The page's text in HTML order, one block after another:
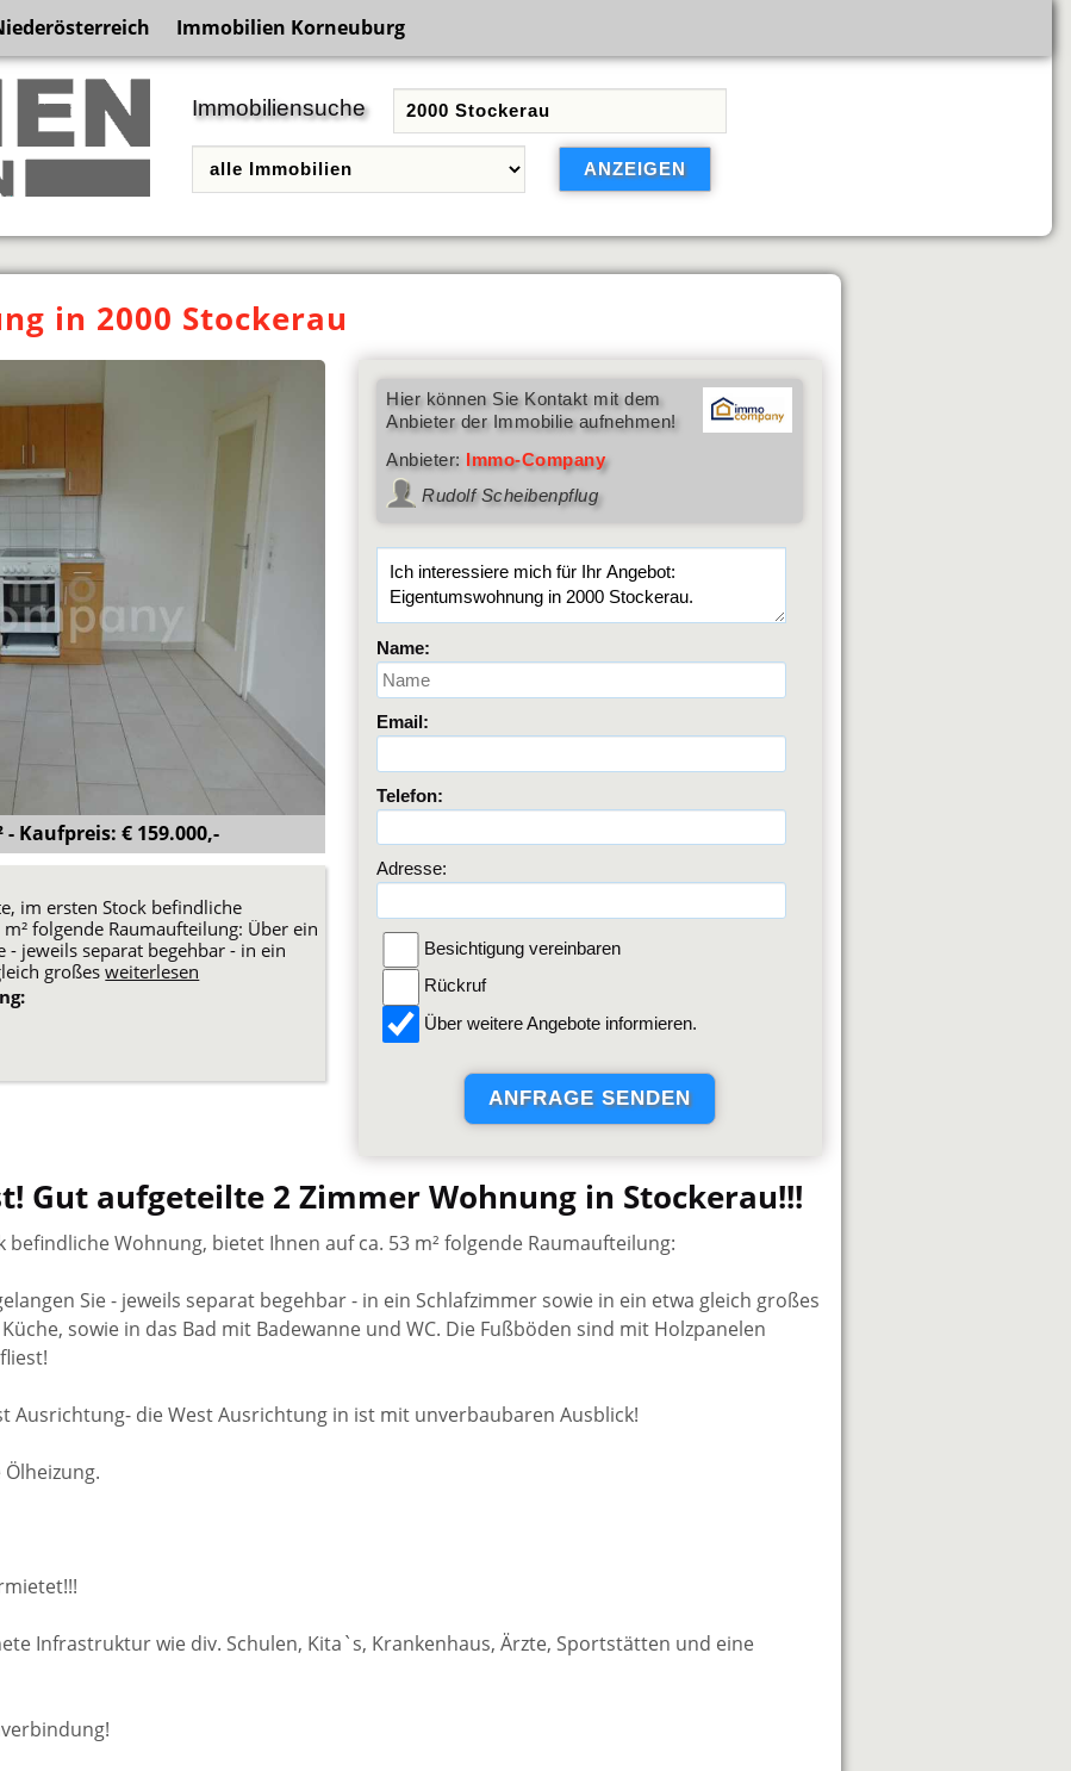
Immobilien Korneuburg
Immobiliensuche
in 2000 Stockerau
Kaufpreis: € 159.000,-
im ersten Stock befindliche
folgende Raumaufteilung: Über ein
- jeweils separat begehbar - in ein
großesweiterlesen
Hier können Sie Kontakt mit dem
Anbieter der Immobilie aufnehmen!
Anbieter: Immo-Company
Rudolf Scheibenpflug
Name:
Email:
Telefon:
Adresse:
Besichtigung vereinbaren
Rückruf
Über weitere Angebote informieren.
Gut aufgeteilte 2 Zimmer Wohnung in Stockerau!!!
befindliche Wohnung, bietet Ihnen auf ca. 53 m² folgende Raumaufteilung:
Sie - jeweils separat begehbar - in ein Schlafzimmer sowie in ein etwa gleich großes
sowie in das Bad mit Badewanne und WC. Die Fußböden sind mit Holzpanelen
Ausrichtung- die West Ausrichtung in ist mit unverbaubaren Ausblick!
Infrastruktur wie div. Schulen, Kita`s, Krankenhaus, Ärzte, Sportstätten und eine